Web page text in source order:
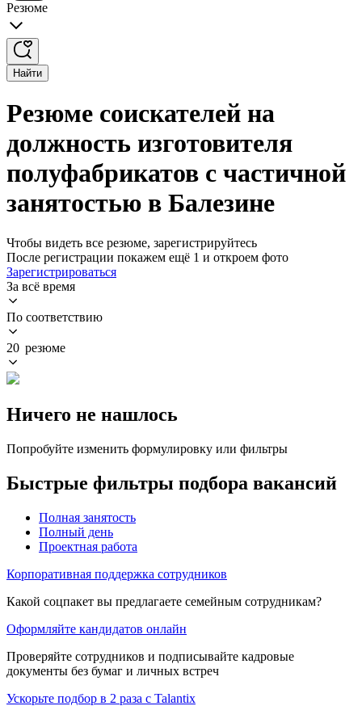
Резюме
Найти
Резюме соискателей на
должность изготовителя
полуфабрикатов с частичной
занятостью в Балезине
Чтобы видеть все резюме, зарегистрируйтесь
После регистрации покажем ещё 1 и откроем фото
Зарегистрироваться
За всё время
По соответствию
20 резюме
Ничего не нашлось
Попробуйте изменить формулировку или фильтры
Быстрые фильтры подбора вакансий
Полная занятость
Полный день
Проектная работа
Корпоративная поддержка сотрудников
Какой соцпакет вы предлагаете семейным сотрудникам?
Оформляйте кандидатов онлайн
Проверяйте сотрудников и подписывайте кадровые
документы без бумаг и личных встреч
Ускорьте подбор в 2 раза с Talantix